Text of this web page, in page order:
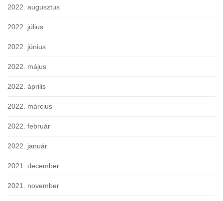
2022. augusztus
2022. július
2022. június
2022. május
2022. április
2022. március
2022. február
2022. január
2021. december
2021. november